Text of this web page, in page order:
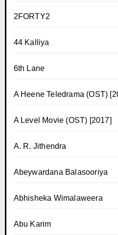
2FORTY2
44 Kalliya
6th Lane
A Heene Teledrama (OST)
A Level Movie (OST) [2017]
A. R. Jithendra
Abeywardana Balasooriya
Abhisheka Wimalaweera
Abu Karim